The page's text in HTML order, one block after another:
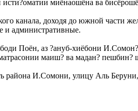
миёнаошёна ва
канала, доходя до южной части
и административные.
Поён, аз ?ануб-хиёбони
маиш? ва мадан? пешбин?
И.Сомони, улицу Аль Беруни,